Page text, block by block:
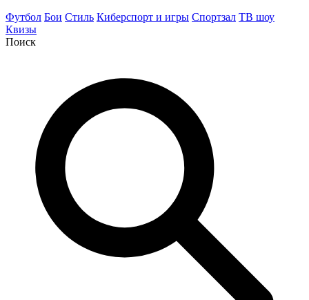
Футбол Бои Стиль Киберспорт и игры Спортзал ТВ шоу
Квизы
Поиск